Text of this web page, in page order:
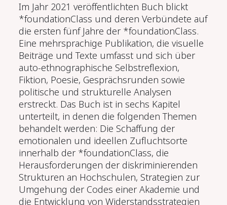
Im Jahr 2021 veröffentlichten Buch blickt
*foundationClass und deren Verbündete auf
die ersten fünf Jahre der *foundationClass.
Eine mehrsprachige Publikation, die visuelle
Beiträge und Texte umfasst und sich über
auto-ethnographische Selbstreflexion,
Fiktion, Poesie, Gesprächsrunden sowie
politische und strukturelle Analysen
erstreckt. Das Buch ist in sechs Kapitel
unterteilt, in denen die folgenden Themen
behandelt werden: Die Schaffung der
emotionalen und ideellen Zufluchtsorte
innerhalb der *foundationClass, die
Herausforderungen der diskriminierenden
Strukturen an Hochschulen, Strategien zur
Umgehung der Codes einer Akademie und
die Entwicklung von Widerstandsstrategien